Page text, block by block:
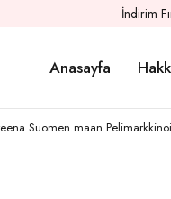
İndirim
Anasayfa
Suomen maan